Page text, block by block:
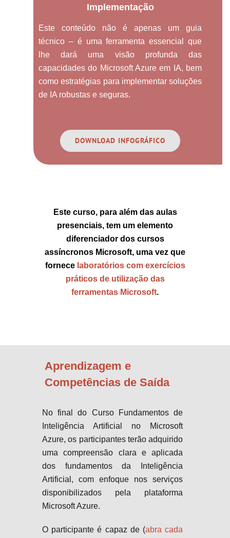
Implementação
Este conteúdo não é apenas um guia
técnico – é uma ferramenta essencial que
lhe dará uma visão profunda das
capacidades do Microsoft Azure em IA, bem
como estratégias para implementar soluções
de IA robustas e seguras.
DOWNLOAD INFOGRÁFICO
Este curso, para além das aulas
presenciais, tem um elemento
diferenciador dos cursos
assíncronos Microsoft, uma vez que
fornece laboratórios com exercícios
práticos de utilização das
ferramentas Microsoft.
Aprendizagem e
Competências de Saída
No final do Curso Fundamentos de
Inteligência Artificial no Microsoft
Azure, os participantes terão adquirido
uma compreensão clara e aplicada
dos fundamentos da Inteligência
Artificial, com enfoque nos serviços
disponibilizados pela plataforma
Microsoft Azure.
O participante é capaz de (abra cada